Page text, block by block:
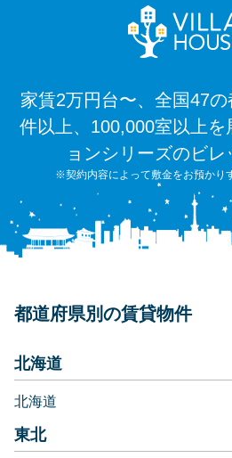
家賃2万円台〜、全国47
件以上、100,000室以上
ョンシリーズのビレ
※契約内容によって敷金をお預かり
都道府県別の賃貸物件
北海道
北海道
東北